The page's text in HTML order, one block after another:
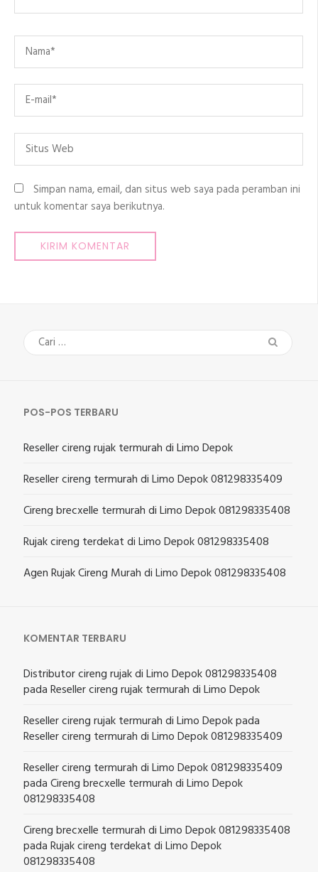
Name
Email
Situs
Web
Simpan nama, email, dan situs web saya pada peramban ini
untuk komentar saya berikutnya.
Cari
untuk:
POS-POS TERBARU
Reseller cireng rujak termurah di Limo Depok
Reseller cireng termurah di Limo Depok 081298335409
Cireng brecxelle termurah di Limo Depok 081298335408
Rujak cireng terdekat di Limo Depok 081298335408
Agen Rujak Cireng Murah di Limo Depok 081298335408
KOMENTAR TERBARU
Distributor cireng rujak di Limo Depok 081298335408
padaReseller cireng rujak termurah di Limo Depok
Reseller cireng rujak termurah di Limo Depokpada
Reseller cireng termurah di Limo Depok 081298335409
Reseller cireng termurah di Limo Depok 081298335409
padaCireng brecxelle termurah di Limo Depok
081298335408
Cireng brecxelle termurah di Limo Depok 081298335408
padaRujak cireng terdekat di Limo Depok
081298335408